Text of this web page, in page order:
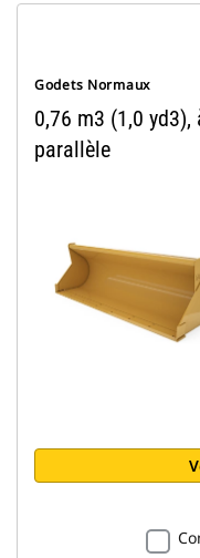
Godets Normaux
0,76 m3 (1,0
parallèle